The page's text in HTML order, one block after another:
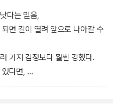
리를 얻게 된다. 베크 교장, 존
에마뉘엘 선생 그리고 학생들
차분하고 치밀한 목소리로 천천
다는 믿음,
면 길이 열려 앞으로 나아갈 수
가지 감정보다 훨씬 강했다.
다면,
고 희망의 여신이 별을 띄워 인